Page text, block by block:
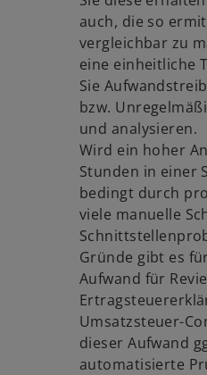
auch, die so
vergleichbar zu
eine einheitliche
Sie
bzw.
und analysieren.
Wird ein hoher
Stunden in einer
bedingt durch
viele manuelle
Gründe gibt es
Aufwand für
Umsatzsteuer-
dieser Aufwand
automatisierte